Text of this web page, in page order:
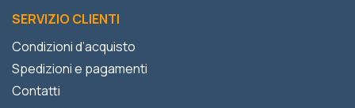
SERVIZIO CLIENTI
Condizioni d’acquisto
Spedizioni e pagamenti
Contatti